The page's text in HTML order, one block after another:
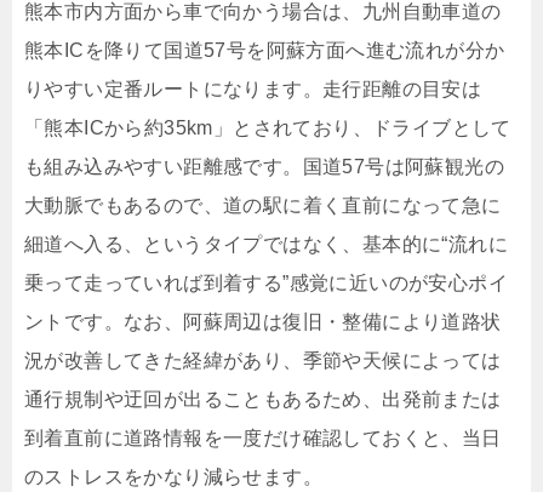
熊本市内方面から車で向かう場合は、九州自動車道の
熊本ICを降りて国道57号を阿蘇方面へ進む流れが分か
りやすい定番ルートになります。走行距離の目安は
「熊本ICから約35km」とされており、ドライブとして
も組み込みやすい距離感です。国道57号は阿蘇観光の
大動脈でもあるので、道の駅に着く直前になって急に
細道へ入る、というタイプではなく、基本的に“流れに
乗って走っていれば到着する”感覚に近いのが安心ポイ
ントです。なお、阿蘇周辺は復旧・整備により道路状
況が改善してきた経緯があり、季節や天候によっては
通行規制や迂回が出ることもあるため、出発前または
到着直前に道路情報を一度だけ確認しておくと、当日
のストレスをかなり減らせます。